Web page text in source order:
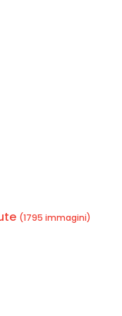
(1795 immagini)